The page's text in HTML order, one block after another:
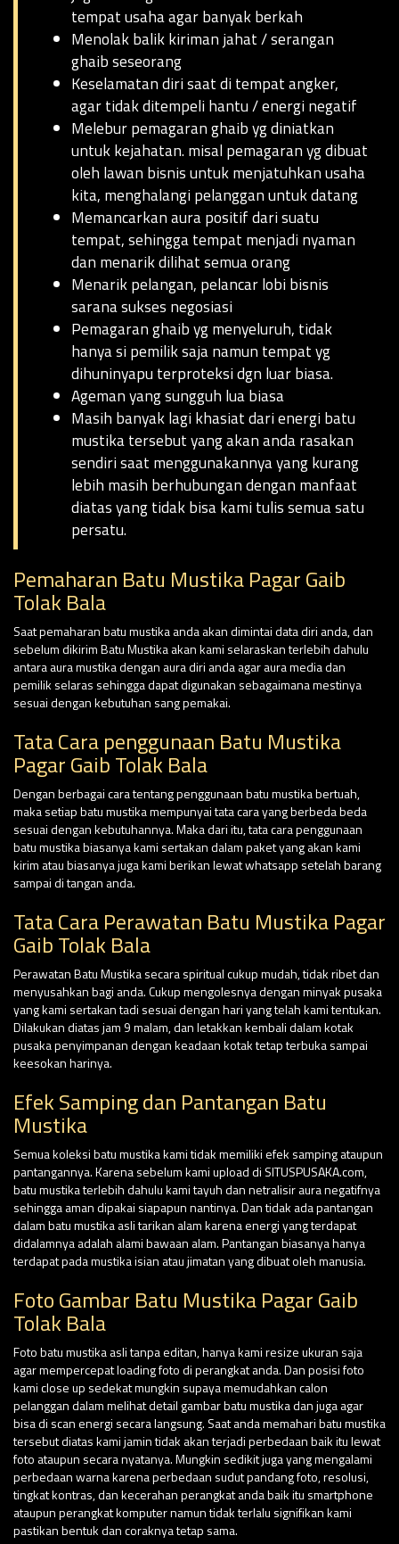
tempat usaha agar banyak berkah
Menolak balik kiriman jahat / serangan
ghaib seseorang
Keselamatan diri saat di tempat angker,
agar tidak ditempeli hantu / energi negatif
Melebur pemagaran ghaib yg diniatkan
untuk kejahatan. misal pemagaran yg dibuat
oleh lawan bisnis untuk menjatuhkan usaha
kita, menghalangi pelanggan untuk datang
Memancarkan aura positif dari suatu
tempat, sehingga tempat menjadi nyaman
dan menarik dilihat semua orang
Menarik pelangan, pelancar lobi bisnis
sarana sukses negosiasi
Pemagaran ghaib yg menyeluruh, tidak
hanya si pemilik saja namun tempat yg
dihuninyapu terproteksi dgn luar biasa.
Ageman yang sungguh lua biasa
Masih banyak lagi khasiat dari energi batu
mustika tersebut yang akan anda rasakan
sendiri saat menggunakannya yang kurang
lebih masih berhubungan dengan manfaat
diatas yang tidak bisa kami tulis semua satu
persatu.
Pemaharan Batu Mustika Pagar Gaib
Tolak Bala
Saat pemaharan batu mustika anda akan dimintai data diri anda, dan
sebelum dikirim Batu Mustika akan kami selaraskan terlebih dahulu
antara aura mustika dengan aura diri anda agar aura media dan
pemilik selaras sehingga dapat digunakan sebagaimana mestinya
sesuai dengan kebutuhan sang pemakai.
Tata Cara penggunaan Batu Mustika
Pagar Gaib Tolak Bala
Dengan berbagai cara tentang penggunaan batu mustika bertuah,
maka setiap batu mustika mempunyai tata cara yang berbeda beda
sesuai dengan kebutuhannya. Maka dari itu, tata cara penggunaan
batu mustika biasanya kami sertakan dalam paket yang akan kami
kirim atau biasanya juga kami berikan lewat whatsapp setelah barang
sampai di tangan anda.
Tata Cara Perawatan Batu Mustika Pagar
Gaib Tolak Bala
Perawatan Batu Mustika secara spiritual cukup mudah, tidak ribet dan
menyusahkan bagi anda. Cukup mengolesnya dengan minyak pusaka
yang kami sertakan tadi sesuai dengan hari yang telah kami tentukan.
Dilakukan diatas jam 9 malam, dan letakkan kembali dalam kotak
pusaka penyimpanan dengan keadaan kotak tetap terbuka sampai
keesokan harinya.
Efek Samping dan Pantangan Batu
Mustika
Semua koleksi batu mustika kami tidak memiliki efek samping ataupun
pantangannya. Karena sebelum kami upload di SITUSPUSAKA.com,
batu mustika terlebih dahulu kami tayuh dan netralisir aura negatifnya
sehingga aman dipakai siapapun nantinya. Dan tidak ada pantangan
dalam batu mustika asli tarikan alam karena energi yang terdapat
didalamnya adalah alami bawaan alam. Pantangan biasanya hanya
terdapat pada mustika isian atau jimatan yang dibuat oleh manusia.
Foto Gambar Batu Mustika Pagar Gaib
Tolak Bala
Foto batu mustika asli tanpa editan, hanya kami resize ukuran saja
agar mempercepat loading foto di perangkat anda. Dan posisi foto
kami close up sedekat mungkin supaya memudahkan calon
pelanggan dalam melihat detail gambar batu mustika dan juga agar
bisa di scan energi secara langsung. Saat anda memahari batu mustika
tersebut diatas kami jamin tidak akan terjadi perbedaan baik itu lewat
foto ataupun secara nyatanya. Mungkin sedikit juga yang mengalami
perbedaan warna karena perbedaan sudut pandang foto, resolusi,
tingkat kontras, dan kecerahan perangkat anda baik itu smartphone
ataupun perangkat komputer namun tidak terlalu signifikan kami
pastikan bentuk dan coraknya tetap sama.